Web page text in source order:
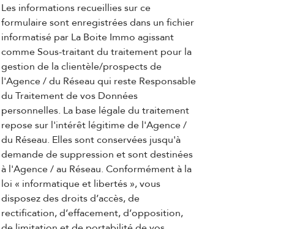
Les informations recueillies sur ce
formulaire sont enregistrées dans un fichier
informatisé par La Boite Immo agissant
comme Sous-traitant du traitement pour la
gestion de la clientèle/prospects de
l'Agence / du Réseau qui reste Responsable
du Traitement de vos Données
personnelles. La base légale du traitement
repose sur l'intérêt légitime de l'Agence /
du Réseau. Elles sont conservées jusqu'à
demande de suppression et sont destinées
à l'Agence / au Réseau. Conformément à la
loi « informatique et libertés », vous
disposez des droits d’accès, de
rectification, d’effacement, d’opposition,